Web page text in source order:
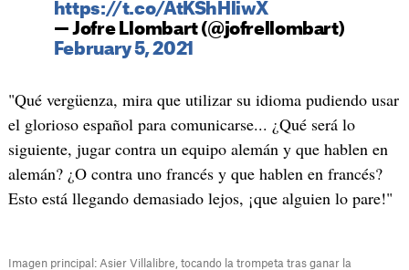
https://t.co/AtKShHliwX
— Jofre Llombart (@jofrellombart)
February 5, 2021
"Qué vergüenza, mira que utilizar su idioma pudiendo usar
el glorioso español para comunicarse... ¿Qué será lo
siguiente, jugar contra un equipo alemán y que hablen en
alemán? ¿O contra uno francés y que hablen en francés?
Esto está llegando demasiado lejos, ¡que alguien lo pare!"
Imagen principal: Asier Villalibre, tocando la trompeta tras ganar la